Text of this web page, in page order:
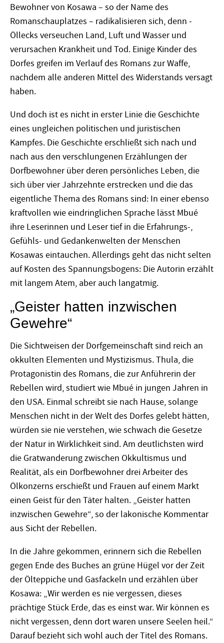
Bewohner von Kosawa – so der Name des
Romanschauplatzes – radikalisieren sich, denn ­
Öllecks verseuchen Land, Luft und Wasser und
verursachen Krankheit und Tod. Einige Kinder des
Dorfes greifen im Verlauf des Romans zur Waffe,
nachdem alle anderen Mittel des Widerstands versagt
haben.
Und doch ist es nicht in erster Linie die Geschichte
eines ungleichen politischen und juristischen
Kampfes. Die Geschichte erschließt sich nach und
nach aus den verschlungenen Erzählungen der
Dorfbewohner über deren persönliches Leben, die
sich über vier Jahrzehnte erstrecken und die das
eigentliche Thema des Romans sind: In einer ebenso
kraftvollen wie eindringlichen Sprache lässt Mbué
ihre Leserinnen und Leser tief in die Erfahrungs-,
Gefühls- und Gedankenwelten der Menschen
Kosawas eintauchen. Allerdings geht das nicht selten
auf Kosten des Spannungsbogens: Die Autorin erzählt
mit langem Atem, aber auch langatmig.
„Geister hatten inzwischen
Gewehre“
Die Sichtweisen der Dorfgemeinschaft sind reich an
okkulten Elementen und Mystizismus. Thula, die
Protagonistin des Romans, die zur Anführerin der
Rebellen wird, studiert wie Mbué in jungen Jahren in
den USA. Einmal schreibt sie nach Hause, solange
Menschen nicht in der Welt des Dorfes gelebt hätten,
würden sie nie verstehen, wie schwach die Gesetze
der Natur in Wirklichkeit sind. Am deutlichsten wird
die Gratwanderung zwischen Okkultismus und
Realität, als ein Dorfbewohner drei Arbeiter des
Ölkonzerns erschießt und Frauen auf einem Markt
einen Geist für den Täter halten. „Geister hatten
inzwischen Gewehre“, so der lakonische Kommentar
aus Sicht der Rebellen.
In die Jahre gekommen, erinnern sich die Rebellen
gegen Ende des Buches an grüne Hügel vor der Zeit
der Ölteppiche und Gasfackeln und erzählen über
Kosawa: „Wir werden es nie vergessen, dieses
prächtige Stück Erde, das es einst war. Wir können es
nicht vergessen, denn dort waren unsere Seelen heil.“
Darauf bezieht sich wohl auch der Titel des Romans.